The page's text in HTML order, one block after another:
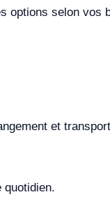
options selon vos
et
quotidien.